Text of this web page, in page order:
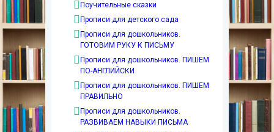
Поучительные сказки
Прописи для детского сада
Прописи для дошкольников.
ГОТОВИМ РУКУ К ПИСЬМУ
Прописи для дошкольников. ПИШЕМ
ПО-АНГЛИЙСКИ
Прописи для дошкольников. ПИШЕМ
ПРАВИЛЬНО
Прописи для дошкольников.
РАЗВИВАЕМ НАВЫКИ ПИСЬМА